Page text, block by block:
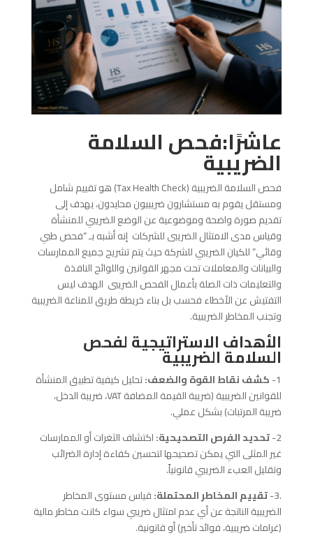
عاشرًا:فحصالسلامة
الضريبية
فحص السلامة الضريبية (Tax Health Check) هو تقييم شامل
ومستقل يقوم به مستشارون ضريبيون محايدون، يهدف إلى
تقديم صورة واضحة وموضوعية عن الوضع الضريبي للمنشأة
وقياس مدى الامتثال الضريبى للشركات إنه أشبه بـ “فحص طبي
وقائي” للكيان الضريبي للشركة حيث يتم تشريح جميع الممارسات
والبيانات والمعاملات تحت مجهر القوانين واللوائح النافذة
والتعليمات ذات الصلة بأعمال الفحص الضريبى الهدف ليس
التفتيش عن الأخطاء فحسب بل بناء خريطة طريق للمناعة الضريبية
وتجنب المخاطر الضريبية.
الأهداف الاستراتيجية لفحص
السلامة الضريبية
1- كشف نقاط القوة والضعف:تحليل كيفية تطبيق المنشأة
للقوانين الضريبية (ضريبة القيمة المضافة VAT، ضريبة الدخل،
ضريبة المرتبات) بشكل عملي.
2- تحديد الفرص التصحيحية:اكتشاف الثغرات أو الممارسات
غير المثلى التي يمكن تصحيحها لتحسين كفاءة إدارة الضرائب
وتقليل العبء الضريبي قانونياً.
.3-
تقييم المخاطر المحتملة:قياس مستوى المخاطر
الضريبية الناتجة عن أي عدم امتثال ضريبي سواء كانت مخاطر مالية
(غرامات ضريبية، فوائد تأخير) أو قانونية.